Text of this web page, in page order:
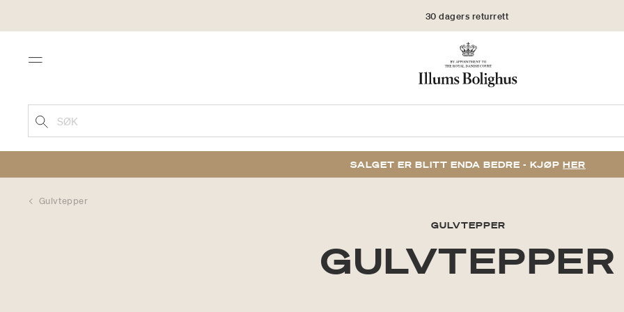
30 dagers returrett
Menu
SØK
SALGET ER BLITT ENDA BEDRE - KJØP HER
Gulvtepper
GULVTEPPER
GULVTEPPER